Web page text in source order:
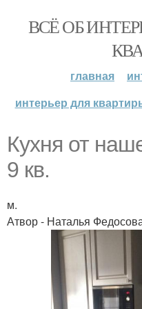
ВСЁ ОБ
главная
интерьер для
Кухня от
9 кв.
м.
Атвор - Наталья